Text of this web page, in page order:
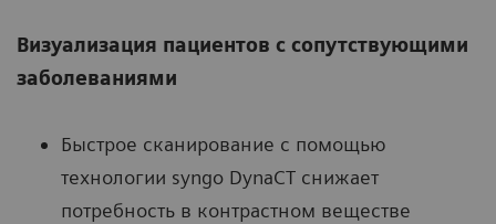
Визуализация пациентов с сопутствующими
заболеваниями
Быстрое сканирование с помощью
технологии syngo DynaCT снижает
потребность в контрастном веществе